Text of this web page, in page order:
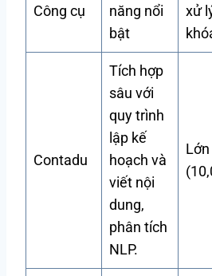
Công cụ
năng nổi
bật
xử
Contadu
Tích hợp
sâu với
quy trình
lập kế
hoạch và
viết nội
dung,
phân tích
NLP.
Lớn